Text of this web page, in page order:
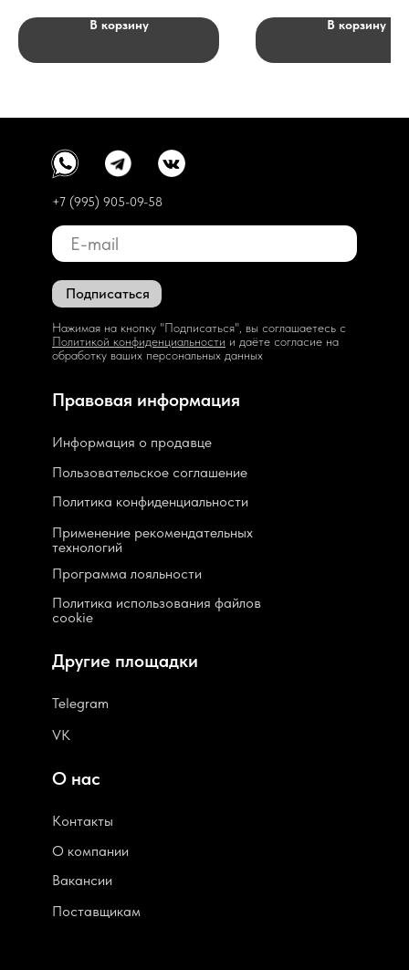
В корзину В корзину
Подписаться
Нажимая на кнопку "Подписаться", вы соглашаетесь с
Политикой конфиденциальности и даёте согласие на
обработку ваших персональных данных
Пользовательское соглашение
Политика конфиденциальности
Программа лояльности
Политика использования файлов
cookie
Применение рекомендательных
технологий
Информация о продавце
Контакты
Поставщикам
Вакансии
О компании
Telegram
VK
Правовая информация
О нас
Другие площадки
+7 (995) 905-09-58